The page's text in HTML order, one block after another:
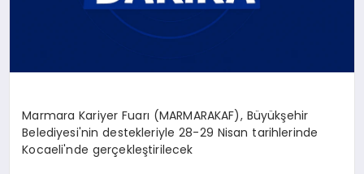
Marmara Kariyer Fuarı (MARMARAKAF), Büyükşehir
Belediyesi'nin destekleriyle 28-29 Nisan tarihlerinde
Kocaeli'nde gerçekleştirilecek